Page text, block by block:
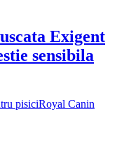
Exigent
sensibila
pisiciRoyal Canin